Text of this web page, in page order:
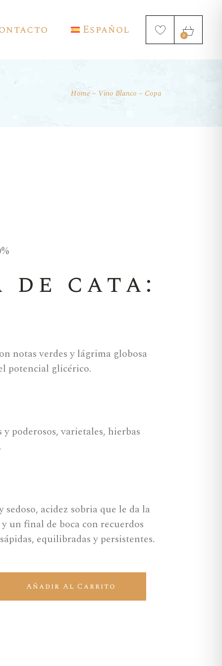
Español
English
0
Home Vino Blanco Copa
de cata:
notas verdes y lágrima globosa
potencial glicérico.
y poderosos, varietales, hierbas
acidez sobria que le da la
un final de boca con recuerdos
equilibradas y persistentes.
Añadir Al Carrito